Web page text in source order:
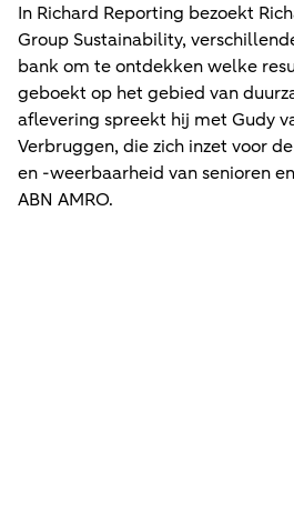
In Richard Reporting bezoekt
Group Sustainability,
bank om te ontdekken welke
geboekt op het gebied van
aflevering spreekt hij met Gudy
Verbruggen, die zich inzet voor
en -weerbaarheid van senioren
ABN AMRO.